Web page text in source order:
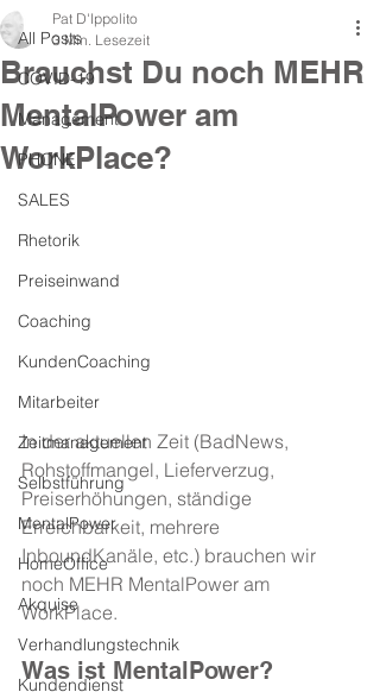
All Posts
COVID-19
Management
PHONE
SALES
Rhetorik
Preiseinwand
Coaching
KundenCoaching
Mitarbeiter
Zeitmanagement
Selbstführung
MentalPower
HomeOffice
Akquise
Verhandlungstechnik
Kundendienst
Brauchst Du noch MEHR
MentalPower am
WorkPlace?
Pat D'Ippolito
3 Min. Lesezeit
In der aktuellen Zeit (BadNews,
Rohstoffmangel, Lieferverzug,
Preiserhöhungen, ständige
Erreichbarkeit, mehrere
InboundKanäle, etc.) brauchen wir
noch MEHR MentalPower am
WorkPlace.
Was ist MentalPower?